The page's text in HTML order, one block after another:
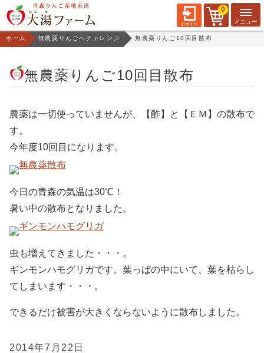
0
ホーム 無農薬りんごへチャレンジ 無農薬りんご10回目散布
無農薬りんご10回目散布
農薬は一切使っていませんが、【酢】と【ＥＭ】の散布で
す。
今年度10回目になります。
今日の青森の気温は30℃！
暑い中の散布となりました。
虫も増えてきました・・・。
ギンモンハモグリガです。葉っぱの中にいて、葉を枯らし
てしまいます・・・。
できるだけ被害が大きくならないように散布しました。
2014年7月22日